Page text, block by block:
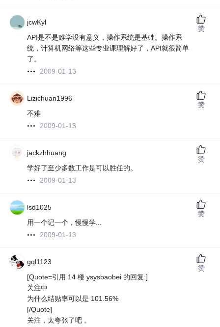
jcwKyl
API是不是难学没有意义，操作系统是基础。操作系
统，计算机网络等这些专业课理解好了，API就很简单
了。
2009-01-13
赞
Lizichuan1996
不难
2009-01-13
赞
jackzhhuang
学好了至少多数工作是可以胜任的。
2009-01-13
赞
lsd1025
用一个记一个，慢慢学...
2009-01-13
赞
gql1123
[Quote=引用 14 楼 ysysbaobei 的回复:]
关注中
为什么结贴率可以是 101.56%
[/Quote]
关注，太夸张了吧 。
赞